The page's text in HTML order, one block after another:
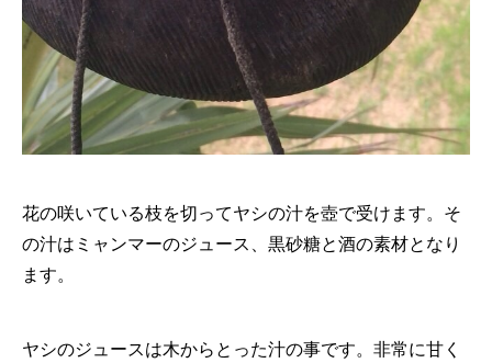
花の咲いている枝を切ってヤシの汁を壺で受けます。そ
の汁はミャンマーのジュース、黒砂糖と酒の素材となり
ます。
ヤシのジュースは木からとった汁の事です。非常に甘く